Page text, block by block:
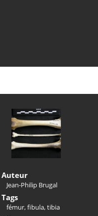
Auteur
Jean-Philip Brugal
Tags
fémur,fibula,tibia